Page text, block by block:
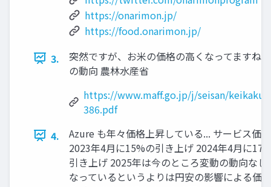
https://onarimon.jp/
https://food.onarimon.jp/
3.
突然ですが、お米の価格の高くなってますね
の動向 農林水産省
https://www.maff.go.jp/j/seisan/
386.pdf
4.
Azure も年々価格上昇している... サービス価
2023年4月に15%の引き上げ 2024年4月に
引き上げ 2025年は今のところ変動の動向なし
なっているというよりは円安の影響による価